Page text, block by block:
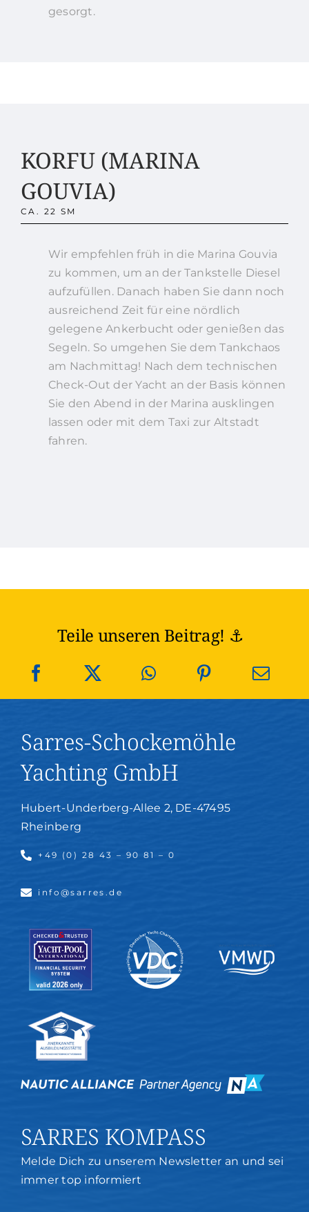
gesorgt.
KORFU (MARINA
GOUVIA)
CA. 22 SM
Wir empfehlen früh in die Marina Gouvia
zu kommen, um an der Tankstelle Diesel
aufzufüllen. Danach haben Sie dann noch
ausreichend Zeit für eine nördlich
gelegene Ankerbucht oder genießen das
Segeln. So umgehen Sie dem Tankchaos
am Nachmittag! Nach dem technischen
Check-Out der Yacht an der Basis können
Sie den Abend in der Marina ausklingen
lassen oder mit dem Taxi zur Altstadt
fahren.
Teile unseren Beitrag! ⚓️
Sarres-Schockemöhle
Yachting GmbH
Hubert-Underberg-Allee 2, DE-47495
Rheinberg
+49 (0) 28 43 – 90 81 – 0
info@sarres.de
SARRES KOMPASS
Melde Dich zu unserem Newsletter an und sei
immer top informiert